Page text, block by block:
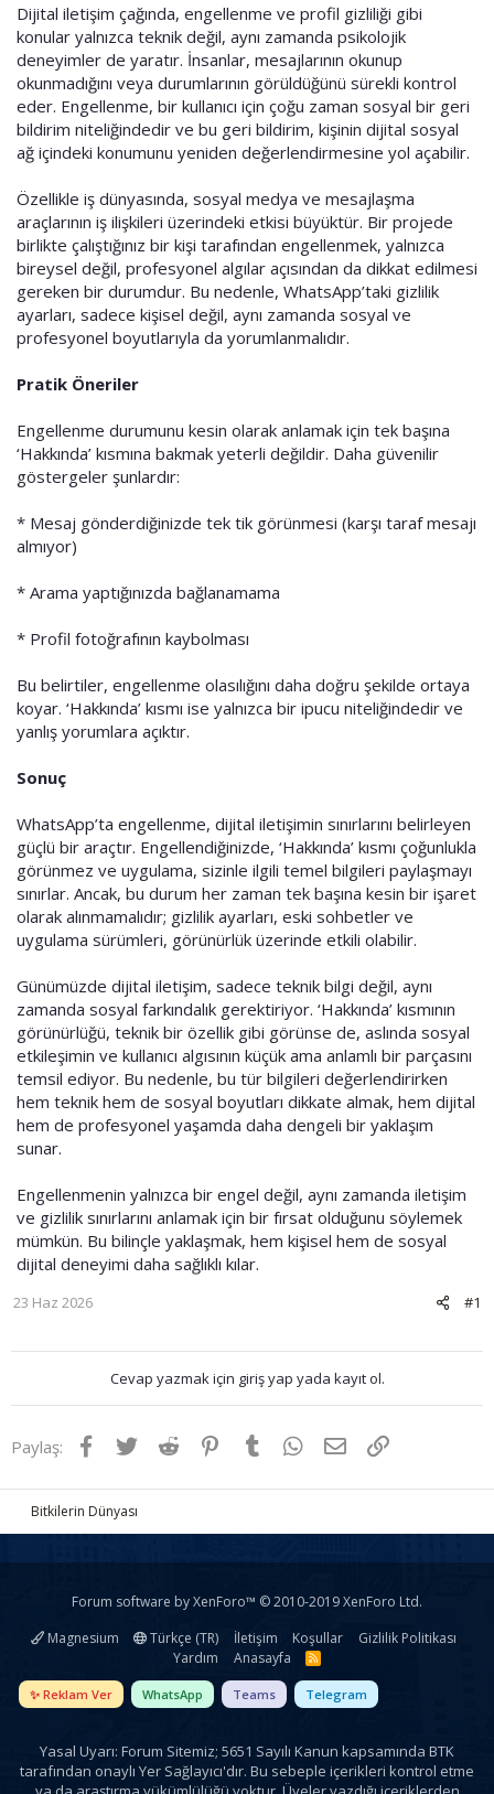
Dijital iletişim çağında, engellenme ve profil gizliliği gibi
konular yalnızca teknik değil, aynı zamanda psikolojik
deneyimler de yaratır. İnsanlar, mesajlarının okunup
okunmadığını veya durumlarının görüldüğünü sürekli kontrol
eder. Engellenme, bir kullanıcı için çoğu zaman sosyal bir geri
bildirim niteliğindedir ve bu geri bildirim, kişinin dijital sosyal
ağ içindeki konumunu yeniden değerlendirmesine yol açabilir.
Özellikle iş dünyasında, sosyal medya ve mesajlaşma
araçlarının iş ilişkileri üzerindeki etkisi büyüktür. Bir projede
birlikte çalıştığınız bir kişi tarafından engellenmek, yalnızca
bireysel değil, profesyonel algılar açısından da dikkat edilmesi
gereken bir durumdur. Bu nedenle, WhatsApp’taki gizlilik
ayarları, sadece kişisel değil, aynı zamanda sosyal ve
profesyonel boyutlarıyla da yorumlanmalıdır.
Pratik Öneriler
Engellenme durumunu kesin olarak anlamak için tek başına
‘Hakkında’ kısmına bakmak yeterli değildir. Daha güvenilir
göstergeler şunlardır:
* Mesaj gönderdiğinizde tek tik görünmesi (karşı taraf mesajı
almıyor)
* Arama yaptığınızda bağlanamama
* Profil fotoğrafının kaybolması
Bu belirtiler, engellenme olasılığını daha doğru şekilde ortaya
koyar. ‘Hakkında’ kısmı ise yalnızca bir ipucu niteliğindedir ve
yanlış yorumlara açıktır.
Sonuç
WhatsApp’ta engellenme, dijital iletişimin sınırlarını belirleyen
güçlü bir araçtır. Engellendiğinizde, ‘Hakkında’ kısmı çoğunlukla
görünmez ve uygulama, sizinle ilgili temel bilgileri paylaşmayı
sınırlar. Ancak, bu durum her zaman tek başına kesin bir işaret
olarak alınmamalıdır; gizlilik ayarları, eski sohbetler ve
uygulama sürümleri, görünürlük üzerinde etkili olabilir.
Günümüzde dijital iletişim, sadece teknik bilgi değil, aynı
zamanda sosyal farkındalık gerektiriyor. ‘Hakkında’ kısmının
görünürlüğü, teknik bir özellik gibi görünse de, aslında sosyal
etkileşimin ve kullanıcı algısının küçük ama anlamlı bir parçasını
temsil ediyor. Bu nedenle, bu tür bilgileri değerlendirirken
hem teknik hem de sosyal boyutları dikkate almak, hem dijital
hem de profesyonel yaşamda daha dengeli bir yaklaşım
sunar.
Engellenmenin yalnızca bir engel değil, aynı zamanda iletişim
ve gizlilik sınırlarını anlamak için bir fırsat olduğunu söylemek
mümkün. Bu bilinçle yaklaşmak, hem kişisel hem de sosyal
dijital deneyimi daha sağlıklı kılar.
#1
23 Haz 2026
Cevap yazmak için giriş yap yada kayıt ol.
Paylaş: Facebook
TwitterReddit Pinterest
Tumblr WhatsApp
E-postaLink
Bitkilerin Dünyası
Forum software by XenForo™ © 2010-2019 XenForo Ltd.
Magnesium
Türkçe (TR) İletişim Koşullar
Gizlilik Politikası
Yardım
Anasayfa
R
S
S
✨ Reklam Ver WhatsApp Teams Telegram
Yasal Uyarı: Forum Sitemiz; 5651 Sayılı Kanun kapsamında BTK
tarafından onaylı Yer Sağlayıcı'dır. Bu sebeple içerikleri kontrol etme